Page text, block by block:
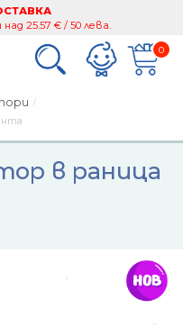
25.57 € / 50 лева.
0
в раница